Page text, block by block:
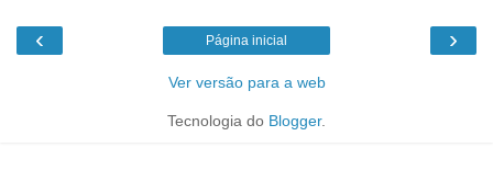
‹ ›
Página inicial
Ver versão para a web
Tecnologia do Blogger.